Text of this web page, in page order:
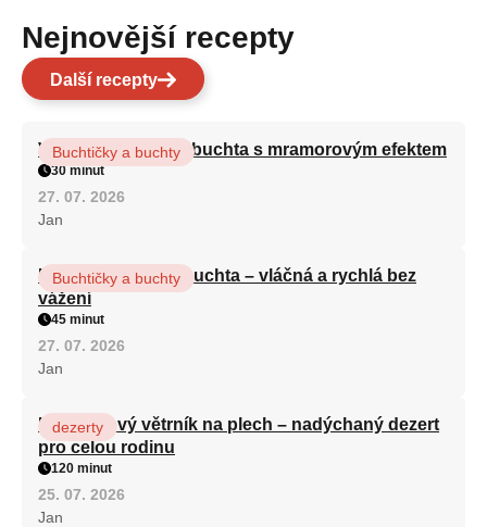
Nejnovější recepty
Další recepty
Vláčná olejová litá buchta s mramorovým efektem
Buchtičky a buchty
30 minut
27. 07. 2026
Jan
Hrnková maková buchta – vláčná a rychlá bez
vážení
Buchtičky a buchty
45 minut
27. 07. 2026
Jan
Karamelový větrník na plech – nadýchaný dezert
pro celou rodinu
dezerty
120 minut
25. 07. 2026
Jan